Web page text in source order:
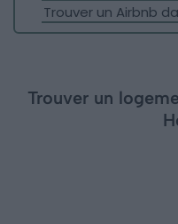
Trouver un Airbnb
Trouver un